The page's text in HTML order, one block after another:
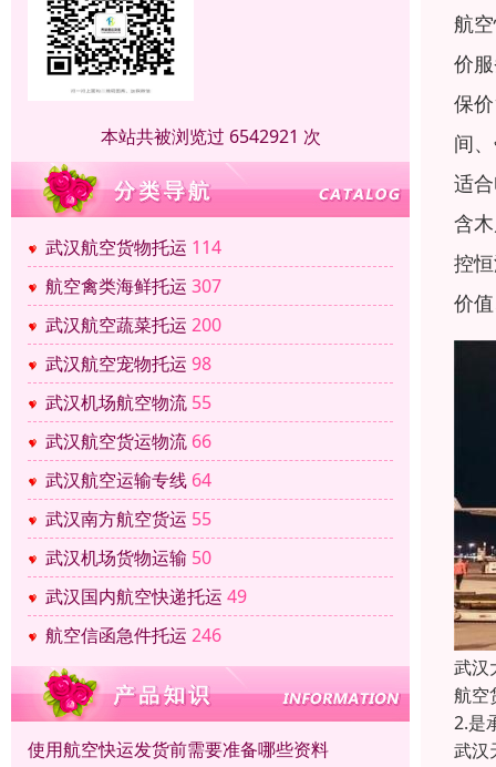
本站共被浏览过 6542921 次
武汉航空货物托运 114
航空禽类海鲜托运 307
武汉航空蔬菜托运 200
武汉航空宠物托运 98
武汉机场航空物流 55
武汉航空货运物流 66
武汉航空运输专线 64
武汉南方航空货运 55
武汉机场货物运输 50
武汉国内航空快递托运 49
航空信函急件托运 246
使用航空快运发货前需要准备哪些资料
航
价
保
间
适
含
控
价
武汉
航空
2.是
武汉